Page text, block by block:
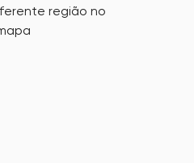
região no